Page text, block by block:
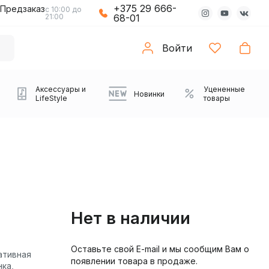
Предзаказс 10:00 до
21:00
+375 29 666-
68-01
Войти
Плееры Аудиоинтерфейсы
Виниловые
проигрыватели
Звуковые карты
Partybox
Саундбары
Компьютерные колонки Веб-камеры
Коврики с подсветкой Проекторы
Аксессуары и
LifeStyle
Зарядные устройства Транспорт
Новинки
Уцененные
товары
Нет в наличии
Оставьте свой E-mail и мы сообщим Вам о
появлении товара в продаже.